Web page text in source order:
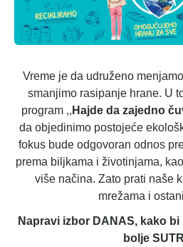
Vreme je da udruženo
smanjimo rasipanje hrane. U
program ,, Hajde da zajedno
da objedinimo postojeće
fokus bude odgovoran odnos
prema biljkama i životinjama,
više načina. Zato prati naše
mrežama i
Napravi izbor DANAS, kako
bolje